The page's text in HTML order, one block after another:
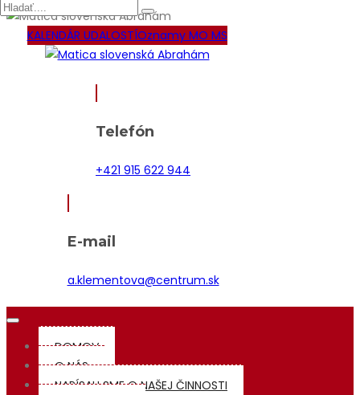
KALENDÁR UDALOSTÍOznamy MO MS
Telefón
+421 915 622 944
E-mail
a.klementova@centrum.sk
DOMOV
O NÁS
NAPÍSALI SME O NAŠEJ ČINNOSTI